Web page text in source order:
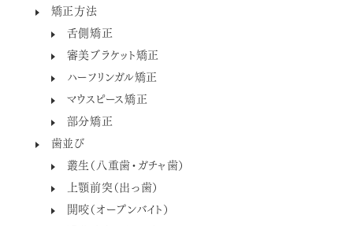
矯正方法
舌側矯正
審美ブラケット矯正
ハーフリンガル矯正
マウスピース矯正
部分矯正
歯並び
叢生（八重歯・ガチャ歯）
上顎前突（出っ歯）
開咬（オープンバイト）